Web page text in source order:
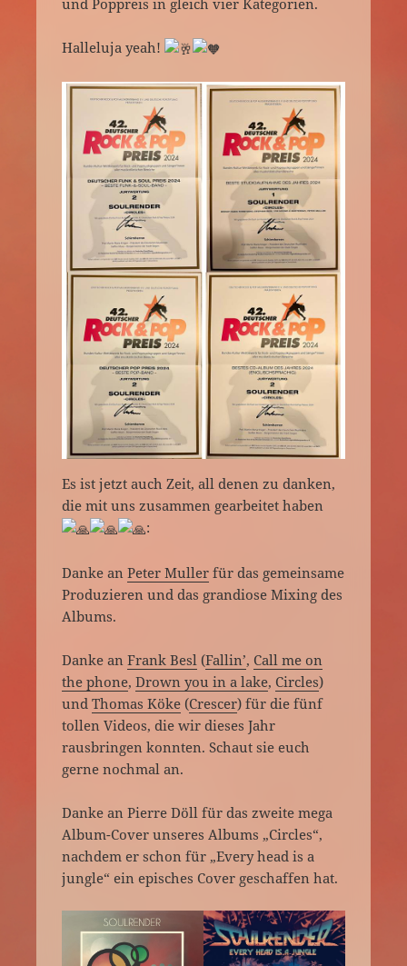
Halleluja yeah!
Es ist jetzt auch Zeit, all denen zu danken,
die mit uns zusammen gearbeitet haben
:
Danke anPeter Muller für das gemeinsame
Produzieren und das grandiose Mixing des
Albums.
Danke anFrank Besl (Fallin’, Call me on
the phone,Drown you in a lake, Circles)
undThomas Köke (Crescer) für die fünf
tollen Videos, die wir dieses Jahr
rausbringen konnten. Schaut sie euch
gerne nochmal an.
Danke an Pierre Döll für das zweite mega
Album-Cover unseres Albums „Circles“,
nachdem er schon für „Every head is a
jungle“ ein episches Cover geschaffen hat.